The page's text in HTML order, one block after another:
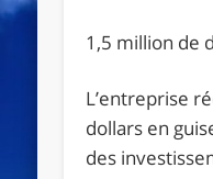
1,5 million de
L’entreprise
dollars en
des